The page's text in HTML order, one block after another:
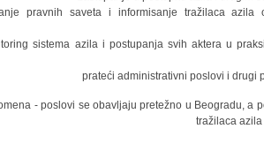
pravnih saveta i informisanje tražilaca
sistema azila i postupanja svih aktera u
- poslovi se obavljaju pretežno u Beogradu, a
tražilaca